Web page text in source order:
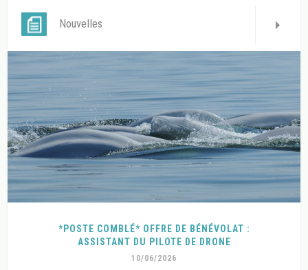
Nouvelles
*POSTE COMBLÉ* OFFRE DE BÉNÉVOLAT :
ASSISTANT DU PILOTE DE DRONE
10/06/2026